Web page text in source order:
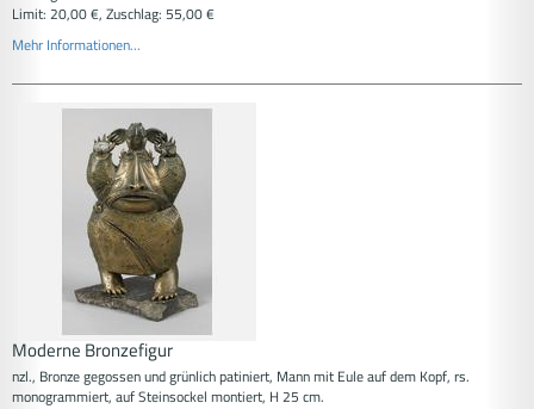
Limit: 20,00 €, Zuschlag: 55,00 €
Mehr Informationen...
Moderne Bronzefigur
nzl., Bronze gegossen und grünlich patiniert, Mann mit Eule auf dem Kopf, rs.
monogrammiert, auf Steinsockel montiert, H 25 cm.